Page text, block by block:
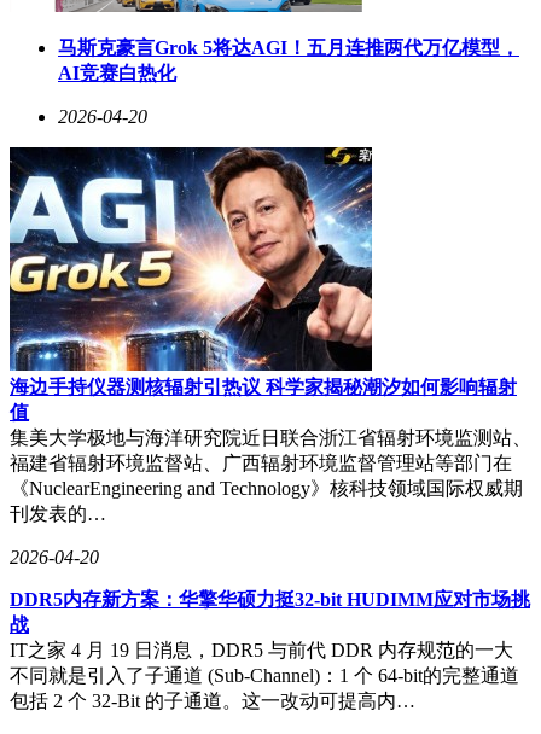
马斯克豪言Grok 5将达AGI！五月连推两代万亿模型，
AI竞赛白热化
2026-04-20
海边手持仪器测核辐射引热议 科学家揭秘潮汐如何影响辐射
值
集美大学极地与海洋研究院近日联合浙江省辐射环境监测站、
福建省辐射环境监督站、广西辐射环境监督管理站等部门在
《NuclearEngineering and Technology》核科技领域国际权威期
刊发表的…
2026-04-20
DDR5内存新方案：华擎华硕力挺32-bit HUDIMM应对市场挑
战
IT之家 4 月 19 日消息，DDR5 与前代 DDR 内存规范的一大
不同就是引入了子通道 (Sub-Channel)：1 个 64-bit的完整通道
包括 2 个 32-Bit 的子通道。这一改动可提高内…